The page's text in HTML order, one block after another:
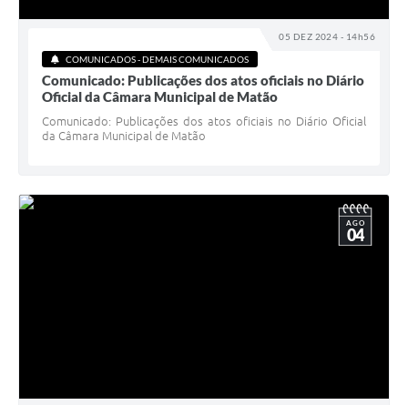
05 DEZ 2024 - 14h56
COMUNICADOS - DEMAIS COMUNICADOS
Comunicado: Publicações dos atos oficiais no Diário
Oficial da Câmara Municipal de Matão
Comunicado: Publicações dos atos oficiais no Diário Oficial
da Câmara Municipal de Matão
AGO
04